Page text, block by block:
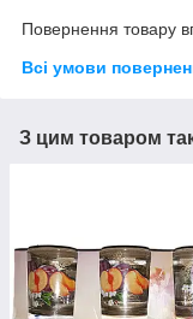
Повернення товару
Всі умови
З цим товаром